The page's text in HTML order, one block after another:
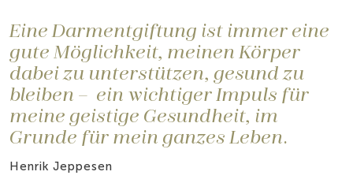
Eine Darmentgiftung ist immer eine
gute Möglichkeit, meinen Körper
dabei zu unterstützen, gesund zu
bleiben – ein wichtiger Impuls für
meine geistige Gesundheit, im
Grunde für mein ganzes Leben.
Henrik Jeppesen